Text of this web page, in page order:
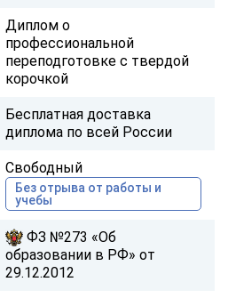
Диплом о
профессиональной
переподготовке с твердой
корочкой
Бесплатная доставка
диплома по всей России
Свободный
Без отрыва от работы и
учебы
ФЗ №273 «Об
образовании в РФ» от
29.12.2012